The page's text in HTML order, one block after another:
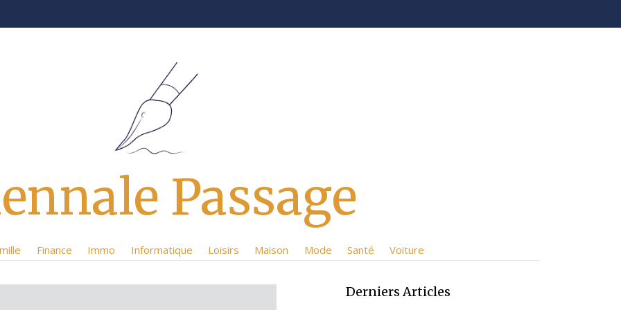
Passage
Finance Immo Informatique Loisirs Maison Mode Santé Voiture
Derniers Articles